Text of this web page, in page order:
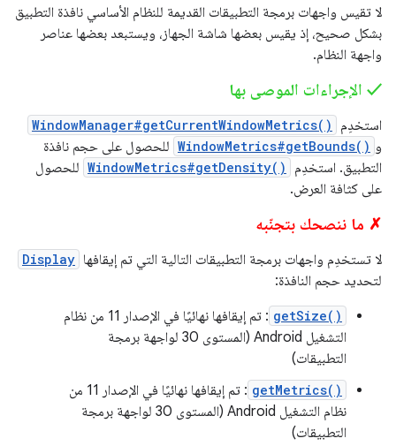
لا تقيس واجهات برمجة التطبيقات القديمة للنظام الأساسي نافذة التطبيق
بشكل صحيح، إذ يقيس بعضها شاشة الجهاز، ويستبعد بعضها عناصر
واجهة النظام.
‫✓ الإجراءات الموصى بها
استخدِم WindowManager#getCurrentWindowMetrics()
و WindowMetrics#getBounds() للحصول على حجم نافذة
التطبيق. استخدِم
WindowMetrics#getDensity() للحصول
على كثافة العرض.
✗ ما ننصحك بتجنّبه
لا تستخدِم واجهات برمجة التطبيقات التالية التي تم إيقافها Display
لتحديد حجم النافذة:
getSize()
: تم إيقافها نهائيًا في الإصدار 11 من نظام
التشغيل Android (المستوى 30 لواجهة برمجة
التطبيقات)
getMetrics()
: تم إيقافها نهائيًا في الإصدار 11 من
نظام التشغيل Android (المستوى 30 لواجهة برمجة
التطبيقات)